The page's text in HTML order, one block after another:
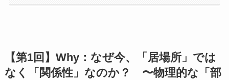
【第1回】Why：なぜ今、「居場所」では
なく「関係性」なのか？ 〜物理的な「部